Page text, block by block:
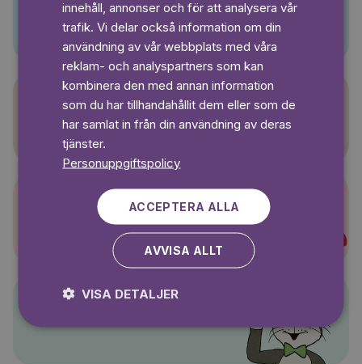
Sagasagor
Super-Charlie
innehåll, annonser och för att analysera vår
trafik. Vi delar också information om din
användning av vår webbplats med våra
reklam- och analyspartners som kan
kombinera den med annan information
som du har tillhandahållit dem eller som de
har samlat in från din användning av deras
tjänster.
Personuppgiftspolicy
ACCEPTERA ALLA
AVVISA ALLT
VISA DETALJER